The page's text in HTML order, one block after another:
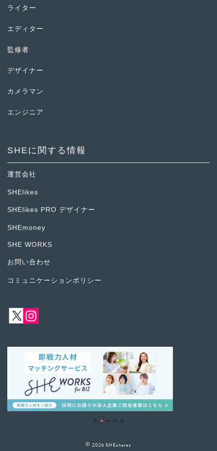
ライター
エディター
監修者
デザイナー
カメラマン
エンジニア
SHEに関する情報
運営会社
SHElikes
SHElikes PRO デザイナー
SHEmoney
SHE WORKS
お問い合わせ
コミュニケーションポリシー
2026 SHEshares